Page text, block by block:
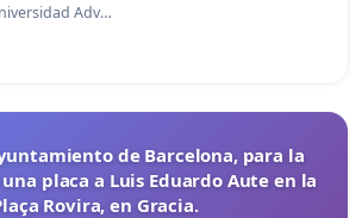
Adv…
de Barcelona, para la
placa a Luis Eduardo Aute en la
Rovira, en Gracia.